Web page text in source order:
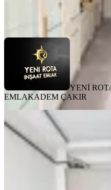
YENİ ROTA İNŞAAT EMLAK
YENİ
EMLAKADEM ÇAKIR
Rota'dan
Kullanışlı
Onikişubat,